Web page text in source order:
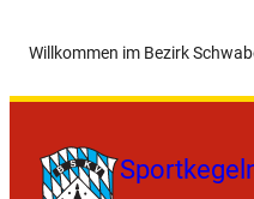
Inhalt
springen
Willkommen im Bezirk